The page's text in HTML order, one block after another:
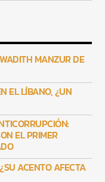
MANZUR DE
EL LÍBANO, ¿UN
EL PRIMER
ACENTO AFECTA